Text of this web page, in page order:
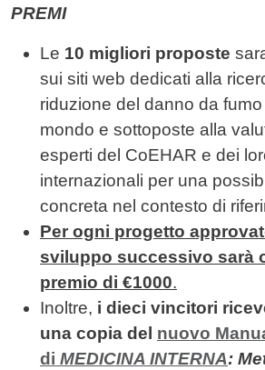
PREMI
Le 10 migliori proposte
sui siti web dedicati alla
riduzione del danno da fumo
mondo e sottoposte alla
esperti del CoEHAR e dei
internazionali per una
concreta nel contesto di
Per ogni progetto
sviluppo successivo sarà
premio di €1000.
Inoltre, i dieci vincitori
una copia del nuovo
di MEDICINA INTERNA: